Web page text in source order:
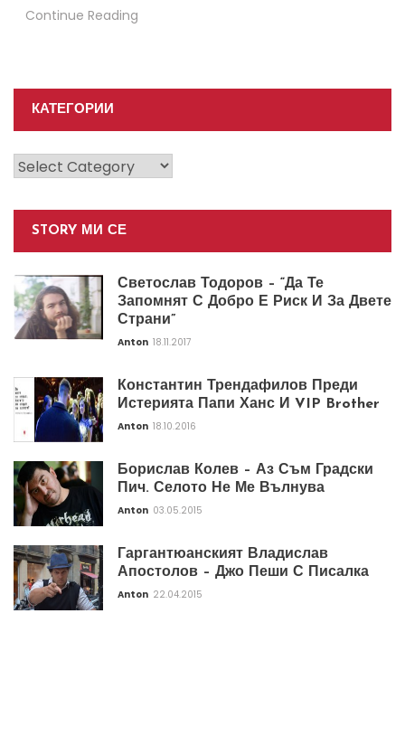
Continue Reading
КАТЕГОРИИ
Категории
STORY МИ СЕ
Светослав Тодоров – “Да Те
Запомнят С Добро Е Риск И За Двете
Страни”
Anton 18.11.2017
Константин Трендафилов Преди
Истерията Папи Ханс И VIP Brother
Anton 18.10.2016
Борислав Колев – Аз Съм Градски
Пич. Селото Не Ме Вълнува
Anton 03.05.2015
Гаргантюанският Владислав
Апостолов – Джо Пеши С Писалка
Anton 22.04.2015